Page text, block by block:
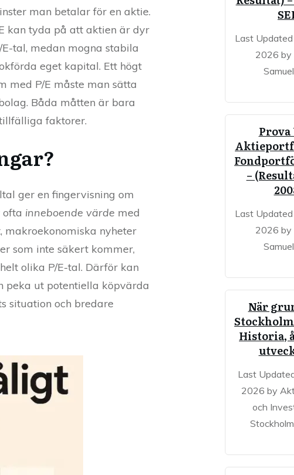
man betalar för en aktie.
kan tyda på att aktien är dyr
tal, medan mogna stabila
eget kapital. Ett högt
med P/E måste man sätta
Båda måtten är bara
faktorer.
ger en fingervisning om
inneboende värde med
makroekonomiska nyheter
som inte säkert kommer,
olika P/E-tal. Därför kan
peka ut potentiella köpvärda
situation och bredare
Last Updated
2026 by
Prova
–
Last Updated
2026 by
När
Historia,
Last
2026 by
och